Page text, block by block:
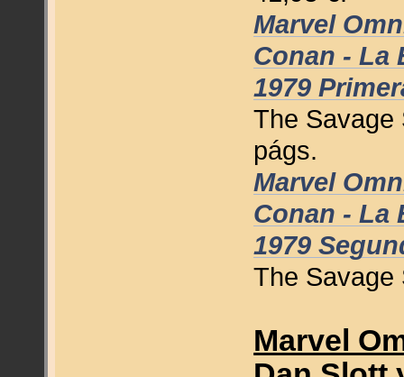
Marvel
Conan - La
1979
The Savage
págs.
Marvel
Conan - La
1979
The Savage
Marvel